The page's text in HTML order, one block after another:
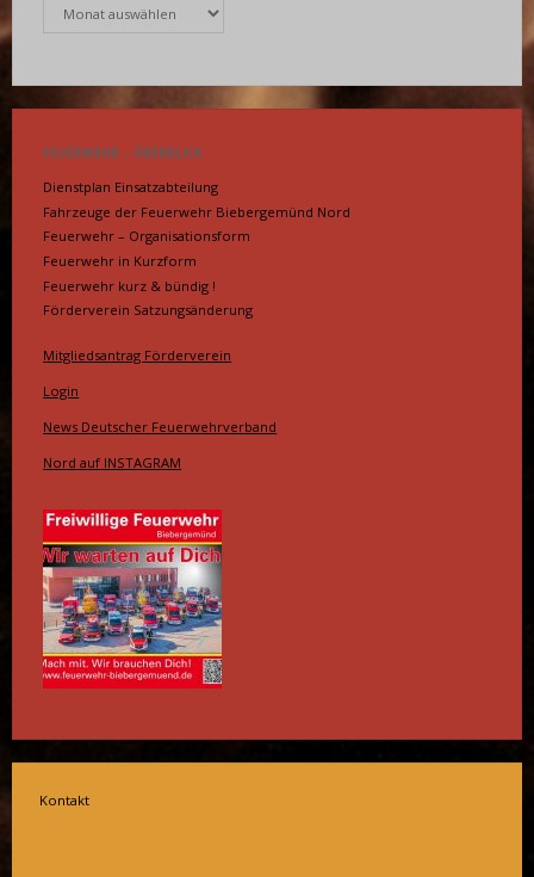
FEUERWEHR – ÜBERBLICK
Dienstplan Einsatzabteilung
Fahrzeuge der Feuerwehr Biebergemünd Nord
Feuerwehr – Organisationsform
Feuerwehr in Kurzform
Feuerwehr kurz & bündig !
Förderverein Satzungsänderung
Mitgliedsantrag Förderverein
Login
News Deutscher Feuerwehrverband
Nord auf INSTAGRAM
Kontakt